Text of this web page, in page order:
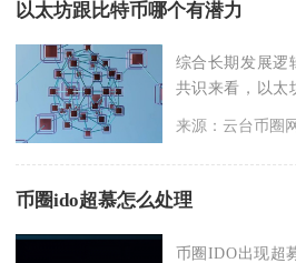
以太坊跟比特币哪个有潜力
综合长期发展逻
共识来看，以太
来源：云台币圈
币圈ido超慕怎么处理
币圈IDO出现超